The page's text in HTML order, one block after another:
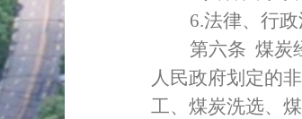
6.法律、行政
第六条 煤炭
人民政府划定的
工、煤炭洗选、